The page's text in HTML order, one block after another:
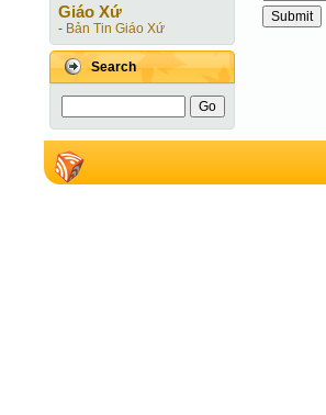
Giáo Xứ
- Bản Tin Giáo Xứ
Search